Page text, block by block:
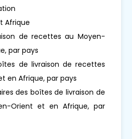
Afrique
de recettes au Moyen-
par pays
de livraison de recettes
en Afrique, par pays
des boîtes de livraison de
Orient et en Afrique, par